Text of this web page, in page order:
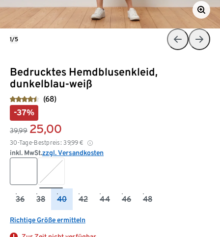
Bedrucktes Hemdblusenkleid,
dunkelblau-weiß
(68)
-37%
39,99 25,00
30-Tage-Bestpreis: 39,99 €
inkl. MwSt.zzgl. Versandkosten
36 38 40 42 44 46 48
Richtige Größe ermitteln
1/5